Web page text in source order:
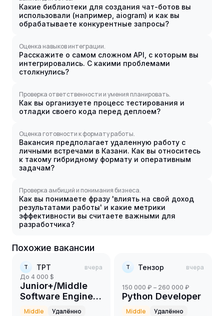
Какие библиотеки для создания чат-ботов вы
использовали (например, aiogram) и как вы
обрабатываете конкурентные запросы?
Оценка навыков интеграции.
Расскажите о самом сложном API, с которым вы
интегрировались. С какими проблемами
столкнулись?
Проверка ответственности и умения планировать.
Как вы организуете процесс тестирования и
отладки своего кода перед деплоем?
Оценка готовности к формату работы.
Вакансия предполагает удаленную работу с
личными встречами в Казани. Как вы относитесь
к такому гибридному формату и оперативным
задачам?
Проверка амбиций и понимания бизнеса.
Как вы понимаете фразу 'влиять на свой доход
результатами работы' и какие метрики
эффективности вы считаете важными для
разработчика?
Похожие вакансии
Т ТРТ вчера
до 4 000 $
Junior+/Middle
Software Engineer
(Python)
Middle Удалённо
Т Тензор вчера
150 000 ₽ – 260 000 ₽
Python Developer
Middle Удалённо